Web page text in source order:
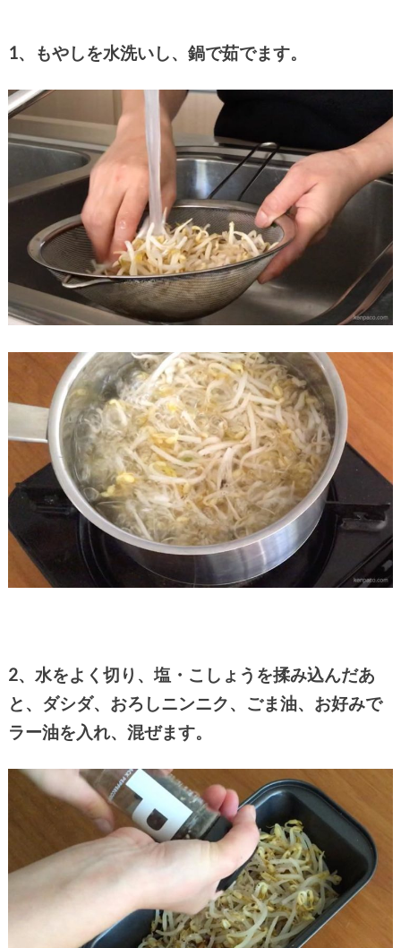
1、もやしを水洗いし、鍋で茹でます。
2、水をよく切り、塩・こしょうを揉み込んだあ
と、ダシダ、おろしニンニク、ごま油、お好みで
ラー油を入れ、混ぜます。